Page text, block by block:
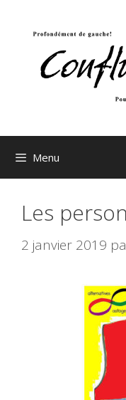
Menu
Les
2 janvier 2019